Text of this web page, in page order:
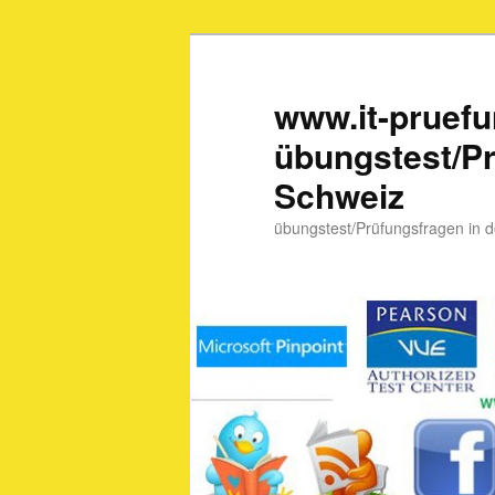
www.it-
übungstest/
Schweiz
übungstest/Prüfungsfragen in